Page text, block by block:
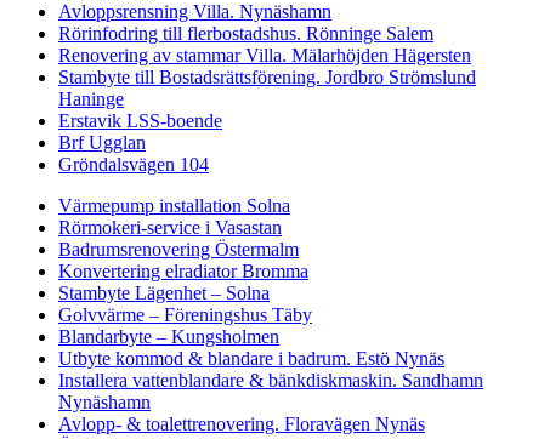
Avloppsrensning Villa. Nynäshamn
Rörinfodring till flerbostadshus. Rönninge Salem
Renovering av stammar Villa. Mälarhöjden Hägersten
Stambyte till Bostadsrättsförening. Jordbro Strömslund
Haninge
Erstavik LSS-boende
Brf Ugglan
Gröndalsvägen 104
Värmepump installation Solna
Rörmokeri-service i Vasastan
Badrumsrenovering Östermalm
Konvertering elradiator Bromma
Stambyte Lägenhet – Solna
Golvvärme – Föreningshus Täby
Blandarbyte – Kungsholmen
Utbyte kommod & blandare i badrum. Estö Nynäs
Installera vattenblandare & bänkdiskmaskin. Sandhamn
Nynäshamn
Avlopp- & toalettrenovering. Floravägen Nynäs